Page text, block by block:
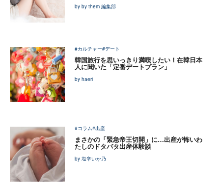
by by them 編集部
#カルチャー#デート
韓国旅行を思いっきり満喫したい！在韓日本
人に聞いた「定番デートプラン」
by haeri
#コラム#出産
まさかの「緊急帝王切開」に…出産が怖いわ
たしのドタバタ出産体験談
by 塩辛いか乃